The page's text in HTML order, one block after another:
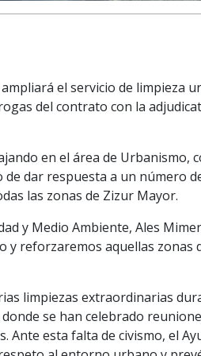
el servicio de limpieza
del contrato con la
en el área de Urbanismo,
de dar respuesta a un número
las zonas de Zizur Mayor.
y Medio Ambiente, Ales
y reforzaremos aquellas zonas
limpiezas extraordinarias
se han celebrado
Ante esta falta de civismo, el